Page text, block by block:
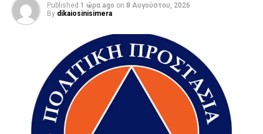
Published 1 ώρα ago on 8 Αυγούστου, 2026
By dikaiosinisimera